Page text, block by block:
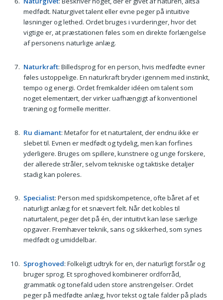
medfødt. Naturgivet talent eller evne peger på intuitive
løsninger og lethed. Ordet bruges i vurderinger, hvor det
vigtige er, at præstationen føles som en direkte forlængelse
af personens naturlige anlæg.
Naturkraft: Billedsprog for en person, hvis medfødte evner
føles ustoppelige. En naturkraft bryder igennem med instinkt,
tempo og energi. Ordet fremkalder idéen om talent som
noget elementært, der virker uafhængigt af konventionel
træning og formelle meritter.
Ru diamant: Metafor for et naturtalent, der endnu ikke er
slebet til. Evnen er medfødt og tydelig, men kan forfines
yderligere. Bruges om spillere, kunstnere og unge forskere,
der allerede stråler, selvom tekniske og taktiske detaljer
stadig kan poleres.
Specialist: Person med spidskompetence, ofte båret af et
naturligt anlæg for et snævert felt. Når det kobles til
naturtalent, peger det på én, der intuitivt kan løse særlige
opgaver. Fremhæver teknik, sans og sikkerhed, som synes
medfødt og umiddelbar.
Sproghoved: Folkeligt udtryk for en, der naturligt forstår og
bruger sprog. Et sproghoved kombinerer ordforråd,
grammatik og tonefald uden store anstrengelser. Ordet
peger på medfødte anlæg, hvor tekst og tale falder på plads